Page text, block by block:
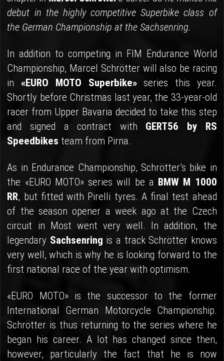
debut in the highly competitive Superbike class of
the German Championship at the Sachsenring.
In addition to competing in FIM Endurance World
Championship, Marcel Schrötter will also be racing
in «EURO MOTO Superbike»series this year.
Shortly before Christmas last year, the 33-year-old
racer from Upper Bavaria decided to take this step
and signed a contract with GERT56 by RS
Speedbikes team from Pirna.
As in Endurance Championship, Schrötter’s bike in
the «EURO MOTO» series will be a BMW M 1000
RR, but fitted with Pirelli tyres. A final test ahead
of the season opener a week ago at the Czech
circuit in Most went very well. In addition, the
legendary Sachsenring is a track Schrötter knows
very well, which is why he is looking forward to the
first national race of the year with optimism.
«EURO MOTO» is the successor to the former
International German Motorcycle Championship.
Schrötter is thus returning to the series where he
began his career. A lot has changed since then,
however, particularly the fact that he is now